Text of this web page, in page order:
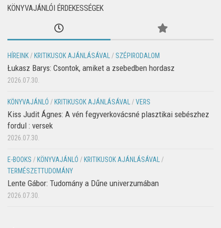
KÖNYVAJÁNLÓI ÉRDEKESSÉGEK
HÍREINK/ KRITIKUSOK AJÁNLÁSÁVAL/ SZÉPIRODALOM
Łukasz Barys: Csontok, amiket a zsebedben hordasz
2026.07.30.
KÖNYVAJÁNLÓ / KRITIKUSOK AJÁNLÁSÁVAL/VERS
Kiss Judit Ágnes: A vén fegyverkovácsné plasztikai sebészhez
fordul : versek
2026.07.30.
E-BOOKS / KÖNYVAJÁNLÓ / KRITIKUSOK AJÁNLÁSÁVAL/
TERMÉSZETTUDOMÁNY
Lente Gábor: Tudomány a Dűne univerzumában
2026.07.30.